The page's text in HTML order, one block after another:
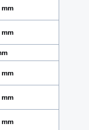
mm
mm
mm
mm
mm